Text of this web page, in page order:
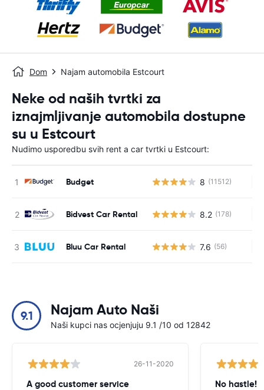
Dom Najam automobila Estcourt
Neke od naših tvrtki za
iznajmljivanje automobila dostupne
su u Estcourt
Nudimo usporedbu svih rent a car tvrtki u Estcourt:
Budget 8 (11512)
Bidvest Car Rental 8.2 (178)
Bluu Car Rental 7.6 (56)
9.1 Najam Auto Naši
Naši kupci nas ocjenjuju 9.1 /10 od 12842
26-11-2020
A good customer service No hastle!